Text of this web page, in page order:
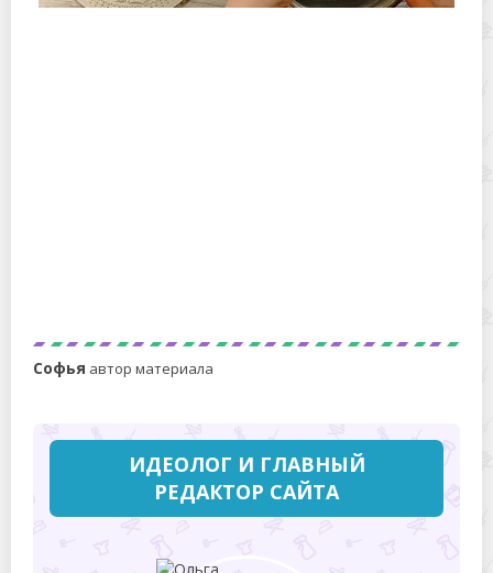
Софья автор материала
ИДЕОЛОГ И ГЛАВНЫЙ
РЕДАКТОР САЙТА